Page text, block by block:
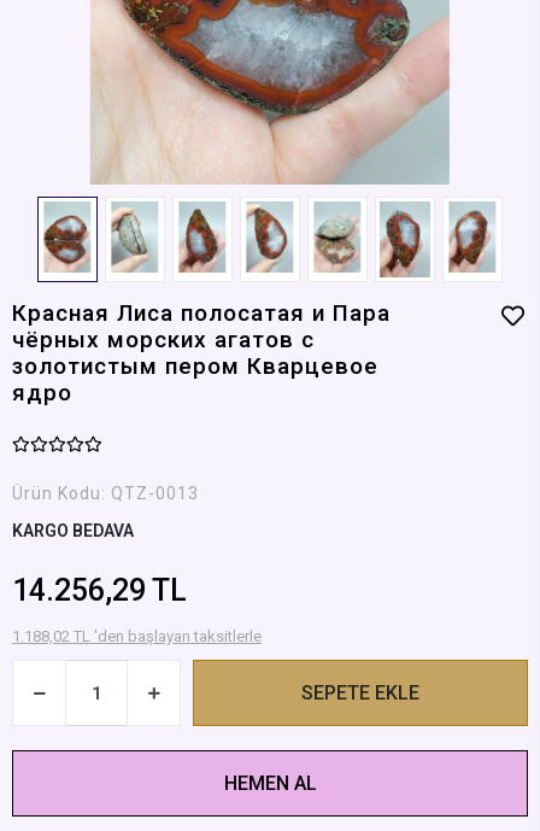
Красная Лиса полосатая и Пара
чёрных морских агатов с
золотистым пером Кварцевое
ядро
Ürün Kodu: QTZ-0013
KARGO BEDAVA
14.256,29 TL
1.188,02 TL 'den başlayan taksitlerle
SEPETE EKLE
HEMEN AL